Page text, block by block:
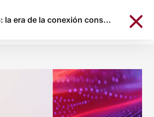
era de la conexión consciente